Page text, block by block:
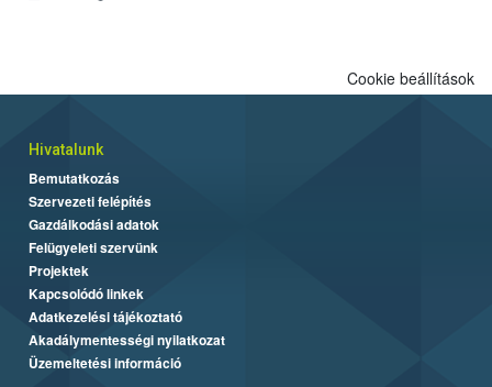
Cookie beállítások
Hivatalunk
Bemutatkozás
Szervezeti felépítés
Gazdálkodási adatok
Felügyeleti szervünk
Projektek
Kapcsolódó linkek
Adatkezelési tájékoztató
Akadálymentességi nyilatkozat
Üzemeltetési információ